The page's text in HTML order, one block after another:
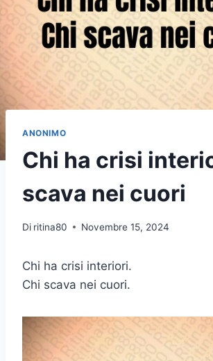
ANONIMO
Chi ha crisi
scava nei cuori
Di ritina80 Novembre 15, 2024
Chi ha crisi interiori.
Chi scava nei cuori.